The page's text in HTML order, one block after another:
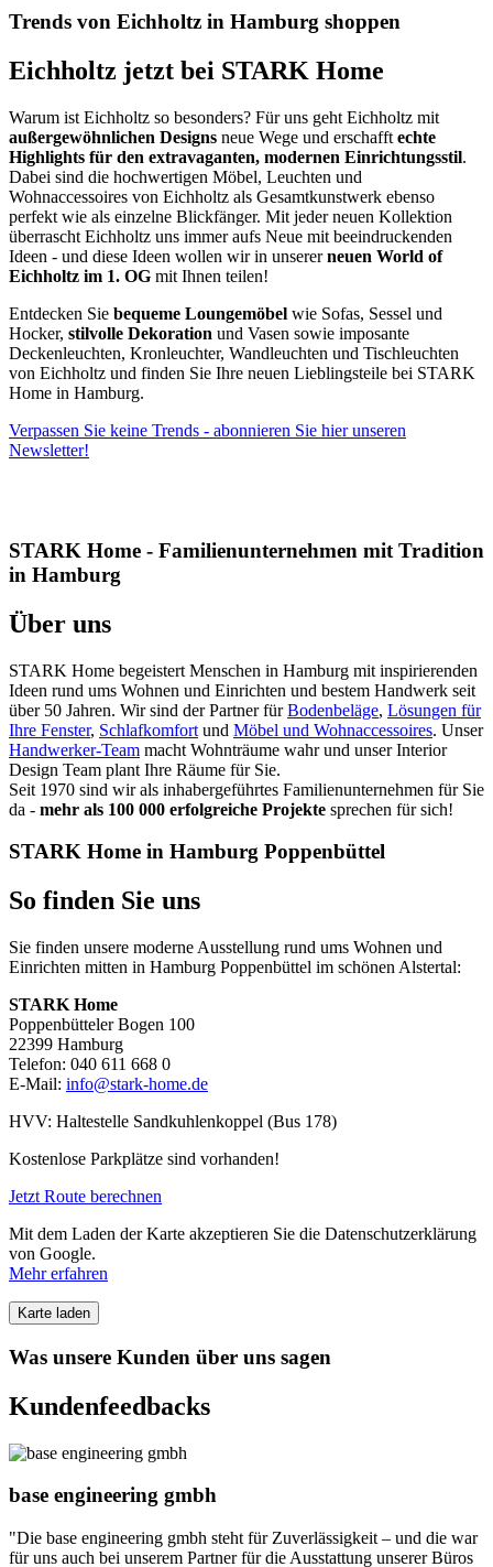
Trends von Eichholtz in Hamburg shoppen
Eichholtz jetzt bei STARK Home
Warum ist Eichholtz so besonders? Für uns geht Eichholtz mit
außergewöhnlichen Designs neue Wege und erschafft echte
Highlights für den extravaganten, modernen Einrichtungsstil.
Dabei sind die hochwertigen Möbel, Leuchten und
Wohnaccessoires von Eichholtz als Gesamtkunstwerk ebenso
perfekt wie als einzelne Blickfänger. Mit jeder neuen Kollektion
überrascht Eichholtz uns immer aufs Neue mit beeindruckenden
Ideen - und diese Ideen wollen wir in unsererneuen World of
Eichholtz im 1. OG mit Ihnen teilen!
Entdecken Sie bequeme Loungemöbel wie Sofas, Sessel und
Hocker, stilvolle Dekoration und Vasen sowie imposante
Deckenleuchten, Kronleuchter, Wandleuchten und Tischleuchten
von Eichholtz und finden Sie Ihre neuen Lieblingsteile bei STARK
Home in Hamburg.
Verpassen Sie keine Trends - abonnieren Sie hier unseren
Newsletter!
STARK Home - Familienunternehmen mit Tradition
in Hamburg
Über uns
STARK Home begeistert Menschen in Hamburg mit inspirierenden
Ideen rund ums Wohnen und Einrichten und bestem Handwerk seit
über 50 Jahren. Wir sind der Partner fürBodenbeläge, Lösungen für
Ihre Fenster, Schlafkomfort und Möbel und Wohnaccessoires. Unser
Handwerker-Team macht Wohnträume wahr und unser Interior
Design Team plant Ihre Räume für Sie.
Seit 1970 sind wir als inhabergeführtes Familienunternehmen für Sie
da - mehr als 100 000 erfolgreiche Projekte sprechen für sich!
STARK Home in Hamburg Poppenbüttel
So finden Sie uns
Sie finden unsere moderne Ausstellung rund ums Wohnen und
Einrichten mitten in Hamburg Poppenbüttel im schönen Alstertal:
STARK Home
Poppenbütteler Bogen 100
22399 Hamburg
Telefon: 040 611 668 0
E-Mail: info@stark-home.de
HVV: Haltestelle Sandkuhlenkoppel (Bus 178)
Kostenlose Parkplätze sind vorhanden!
Jetzt Route berechnen
Mit dem Laden der Karte akzeptieren Sie die Datenschutzerklärung
von Google.
Mehr erfahren
Karte laden
Was unsere Kunden über uns sagen
Kundenfeedbacks
base engineering gmbh
"Die base engineering gmbh steht für Zuverlässigkeit – und die war
für uns auch bei unserem Partner für die Ausstattung unserer Büros